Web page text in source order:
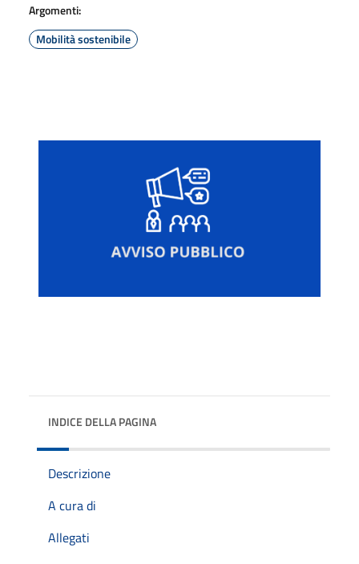
Argomenti:
Mobilità sostenibile
INDICE DELLA PAGINA
Descrizione
A cura di
Allegati